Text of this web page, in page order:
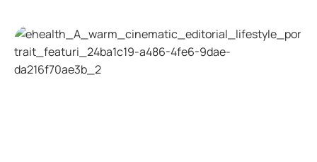
geeignet ist, entscheidet ein Arzt auf Basis Ihrer
gesundheitlichen Verfassung, Ihres BMI und Ihrer
aktuellen Medikation.